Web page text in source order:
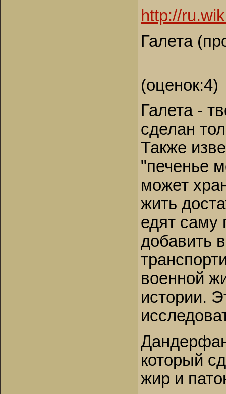
http://
Галета
(оценок:4)
Галета -
сделан
Также
"печенье
может
жить
едят саму
добавить
военной
истории.
который
жир и